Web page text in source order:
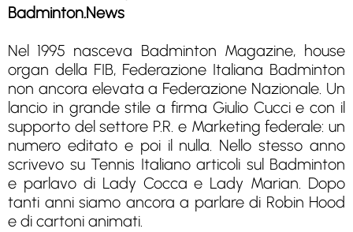
Badminton.News
Nel 1995 nasceva Badminton Magazine, house
organ della FIB, Federazione Italiana Badminton
non ancora elevata a Federazione Nazionale. Un
lancio in grande stile a firma Giulio Cucci e con il
supporto del settore P.R. e Marketing federale: un
numero editato e poi il nulla. Nello stesso anno
scrivevo su Tennis Italiano articoli sul Badminton
e parlavo di Lady Cocca e Lady Marian. Dopo
tanti anni siamo ancora a parlare di Robin Hood
e di cartoni animati.